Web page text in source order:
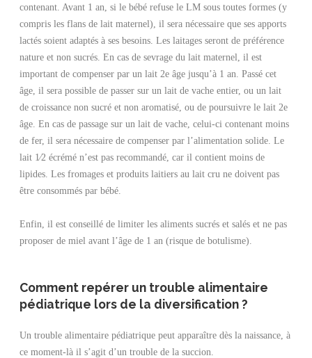
contenant. Avant 1 an, si le bébé refuse le LM sous toutes formes (y
compris les flans de lait maternel), il sera nécessaire que ses apports
lactés soient adaptés à ses besoins. Les laitages seront de préférence
nature et non sucrés. En cas de sevrage du lait maternel, il est
important de compenser par un lait 2e âge jusqu’à 1 an. Passé cet
âge, il sera possible de passer sur un lait de vache entier, ou un lait
de croissance non sucré et non aromatisé, ou de poursuivre le lait 2e
âge. En cas de passage sur un lait de vache, celui-ci contenant moins
de fer, il sera nécessaire de compenser par l’alimentation solide. Le
lait 1⁄2 écrémé n’est pas recommandé, car il contient moins de
lipides. Les fromages et produits laitiers au lait cru ne doivent pas
être consommés par bébé.
Enfin, il est conseillé de limiter les aliments sucrés et salés et ne pas
proposer de miel avant l’âge de 1 an (risque de botulisme).
Comment repérer un trouble alimentaire
pédiatrique lors de la diversification ?
Un trouble alimentaire pédiatrique peut apparaître dès la naissance, à
ce moment-là il s’agit d’un trouble de la succion.